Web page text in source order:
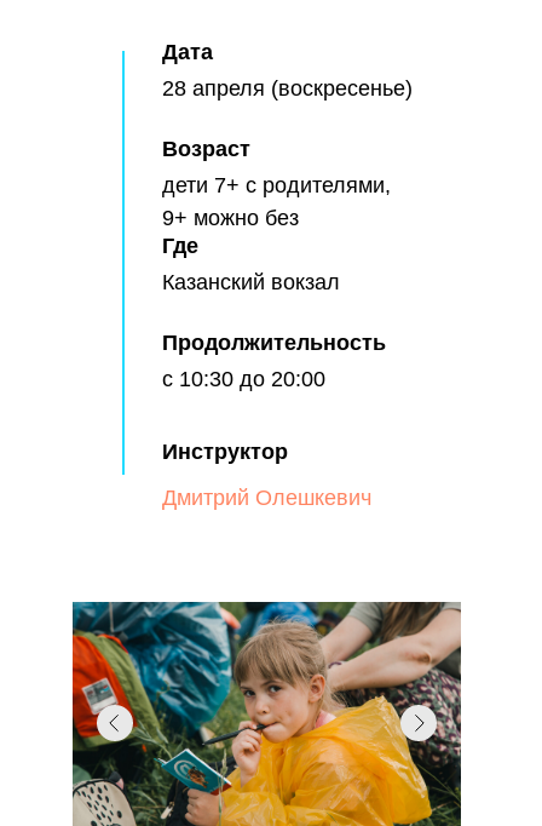
Дата
Возраст
Где
Продолжительность
с 10:30 до 20:00
Казанский вокзал
дети 7+ с родителями,
9+ можно без
28 апреля (воскресенье)
Инструктор
Дмитрий Олешкевич